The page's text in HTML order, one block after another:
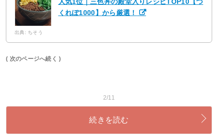
人気1位｜三色丼の殿堂入りレシピTOP10【つ
くれぽ1000】から厳選！
出典: ちそう
( 次のページへ続く )
2/11
続きを読む